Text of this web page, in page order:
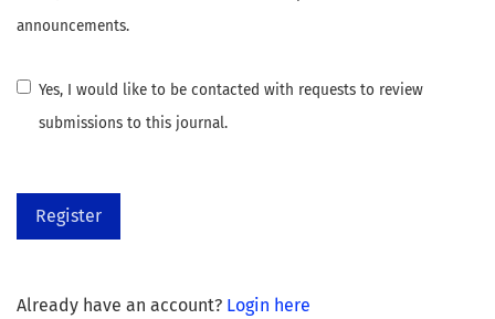
announcements.
Yes, I would like to be contacted with requests to review
submissions to this journal.
Register
Already have an account? Login here